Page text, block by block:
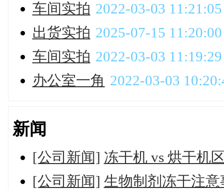
车间实拍 2022-03-03 11:21:05
出货实拍 2025-07-15 11:20:00
车间实拍 2022-03-03 11:19:29
办公室一角 2022-03-03
新闻
[公司新闻] 冻干机 vs 烘干机
[公司新闻] 生物制剂冻干注意